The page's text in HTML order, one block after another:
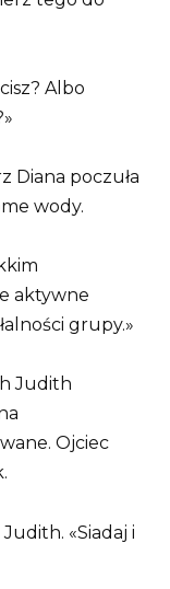
Albo
Diana poczuła
wody.
aktywne
grupy.»
Judith
Ojciec
«Siadaj i